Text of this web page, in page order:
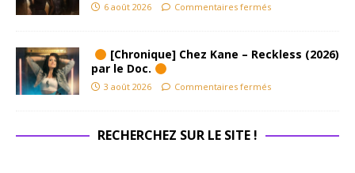
6 août 2026 Commentaires fermés
[Chronique] Chez Kane – Reckless (2026)
par le Doc.
3 août 2026 Commentaires fermés
RECHERCHEZ SUR LE SITE !